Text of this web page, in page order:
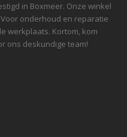
in Boxmeer. Onze winkel
onderhoud en reparatie
werkplaats. Kortom, kom
ons deskundige team!